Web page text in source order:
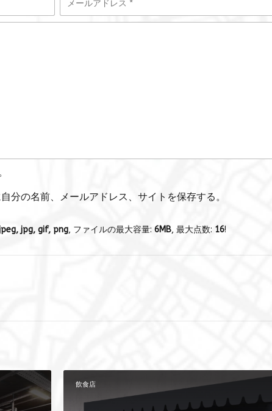
分の名前、メールアドレス、サイトを保存する。
jpg, gif, png, ファイルの最大容量: 6MB, 最大点数: 16!
飲食店